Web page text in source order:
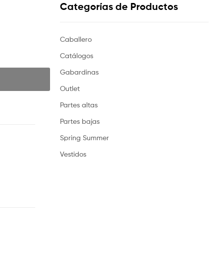
Categorías de Productos
Caballero
Catálogos
Gabardinas
Outlet
Partes altas
Partes bajas
Spring Summer
Vestidos